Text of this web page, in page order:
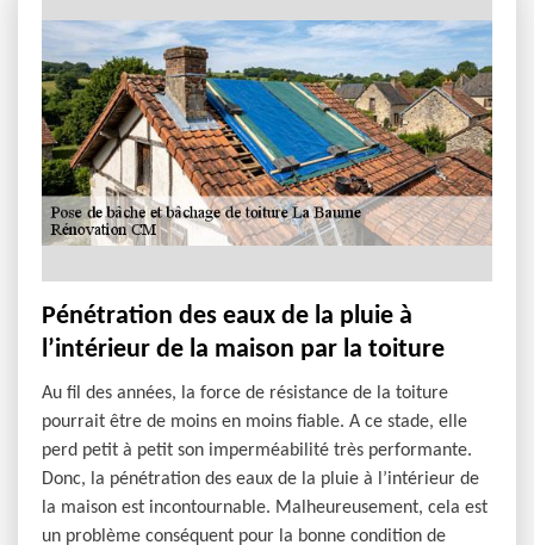
Pénétration des eaux de la pluie à
l’intérieur de la maison par la toiture
Au fil des années, la force de résistance de la toiture
pourrait être de moins en moins fiable. A ce stade, elle
perd petit à petit son imperméabilité très performante.
Donc, la pénétration des eaux de la pluie à l’intérieur de
la maison est incontournable. Malheureusement, cela est
un problème conséquent pour la bonne condition de